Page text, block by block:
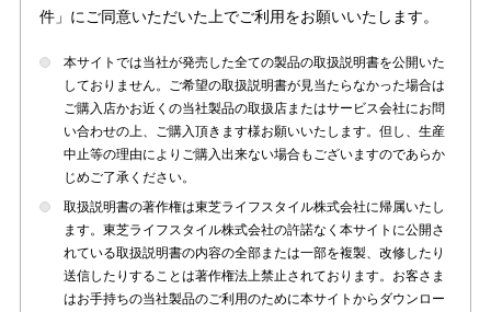
件」にご同意いただいた上でご利用をお願いいたします。
本サイトでは当社が発売した全ての製品の取扱説明書を公開いた
しておりません。ご希望の取扱説明書が見当たらなかった場合は
ご購入店かお近くの当社製品の取扱店またはサービス会社にお問
い合わせの上、ご購入頂きます様お願いいたします。但し、生産
中止等の理由によりご購入出来ない場合もございますのであらか
じめご了承ください。
取扱説明書の著作権は東芝ライフスタイル株式会社に帰属いたし
ます。東芝ライフスタイル株式会社の許諾なく本サイトに公開さ
れている取扱説明書の内容の全部または一部を複製、改修したり
送信したりすることは著作権法上禁止されております。お客さま
はお手持ちの当社製品のご利用のために本サイトからダウンロー